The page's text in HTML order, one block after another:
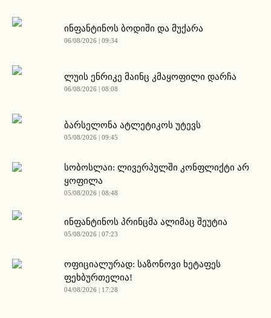
ინფანტინოს ბოდიში და მუქარა
06/08/2026 | 09:34
ლუის ენრიკე მაინც კმაყოფილი დარჩა
06/08/2026 | 08:08
ბარსელონა ატლეტიკოს უტევს
05/08/2026 | 09:45
სობოსლაი: ლივერპულში კონფლიქტი არ
ყოფილა
05/08/2026 | 08:48
ინფანტინოს პრინცმა ალიმაც შეუტია
05/08/2026 | 07:23
ოფიციალურად: საზონოვი ხეტაფეს
ფეხბურთელია!
04/08/2026 | 17:28